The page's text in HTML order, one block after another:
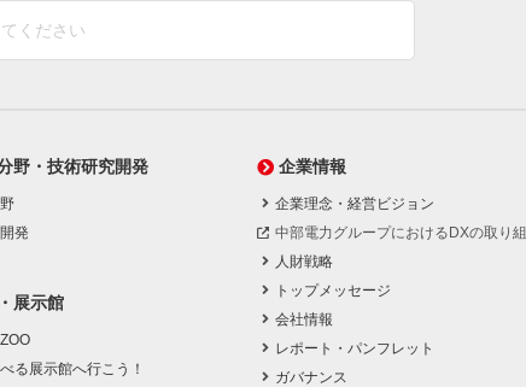
野・技術研究開発
発
展示館
る展示館へ行こう！
企業情報
企業理念・経営ビジョン
中部電力グループにおけるDXの取り
人財戦略
トップメッセージ
会社情報
レポート・パンフレット
ガバナンス